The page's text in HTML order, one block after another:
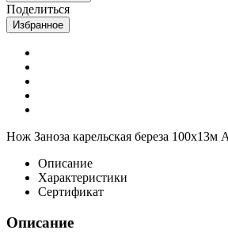
Поделиться
Избранное
Нож Заноза карельская береза 100х13м
Описание
Характеристики
Сертификат
Описание